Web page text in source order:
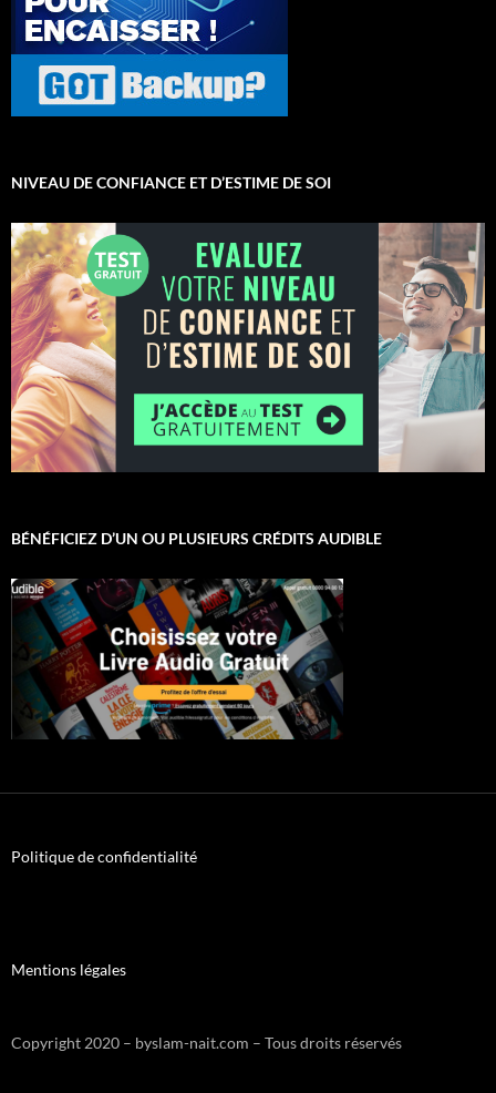
NIVEAU DE CONFIANCE ET D’ESTIME DE SOI
BÉNÉFICIEZ D’UN OU PLUSIEURS CRÉDITS AUDIBLE
Politique de confidentialité
Mentions légales
Copyright 2020 – byslam-nait.com – Tous droits réservés